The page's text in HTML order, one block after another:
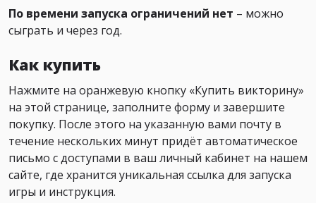
По времени запуска ограничений нет – можно
сыграть и через год.
Как купить
Нажмите на оранжевую кнопку «Купить викторину»
на этой странице, заполните форму и завершите
покупку. После этого на указанную вами почту в
течение нескольких минут придёт автоматическое
письмо с доступами в ваш личный кабинет на нашем
сайте, где хранится уникальная ссылка для запуска
игры и инструкция.